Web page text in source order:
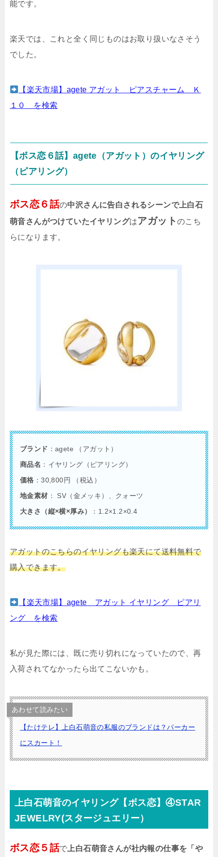
能です。
楽天では、これと全く同じものはお取り扱いなさそう
でした。
【楽天市場】agete アガット ピアスチャーム Ｋ
１０ を検索
【ボス恋６話】agete（アガット）のイヤリング
（ピアリング）
ボス恋６話の中沢さんに告白されるシーンで上白石
萌音さんがつけていたイヤリングはアガットのこち
らになります。
ブランド ：agete （アガット）
商品名 ：イヤリング（ピアリング）
価格 ：30,800円 （税込）
地金素材 ： SV（金メッキ）、クォーツ
大きさ（縦×横×厚み）
：1.2×1.2×0.4
アガットのこちらのイヤリングも楽天にて送料無料で
購入できます。
【楽天市場】agete アガット イヤリング ピアリ
ング を検索
私が見た際には、既に売り切れになっていたので、再
入荷されてなかったら出てこないかも。
あわせて読みたい
【たけテレ】上白石萌音の私服のブランドは？パーカー
にスカート！
上白石萌音のイヤリング【ボス恋】④STAR
JEWELRY(スタージュエリー）
ボス恋５話で 上白石萌音さんが社内報の仕事を「や